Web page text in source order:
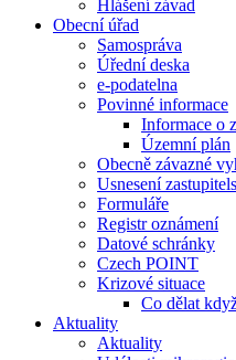
Hlášení závad
Obecní úřad
Samospráva
Úřední deska
e-podatelna
Povinné informace
Informace o
Územní plán
Obecně závazné
Usnesení
Formuláře
Registr oznámení
Datové schránky
Czech POINT
Krizové situace
Co dělat
Aktuality
Aktuality